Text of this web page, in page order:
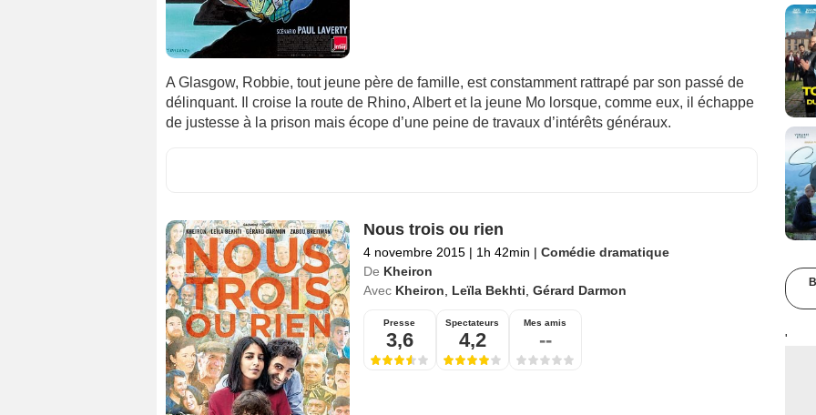
A Glasgow, Robbie, tout jeune père de famille, est constamment rattrapé par son passé de
délinquant. Il croise la route de Rhino, Albert et la jeune Mo lorsque, comme eux, il échappe
de justesse à la prison mais écope d’une peine de travaux d’intérêts généraux.
Nous trois ou rien
4 novembre 2015 | 1h 42min | Comédie dramatique
De Kheiron
Avec Kheiron Leïla Bekhti Gérard Darmon
Presse
3,6
Spectateurs
4,2
Mes amis
-- '